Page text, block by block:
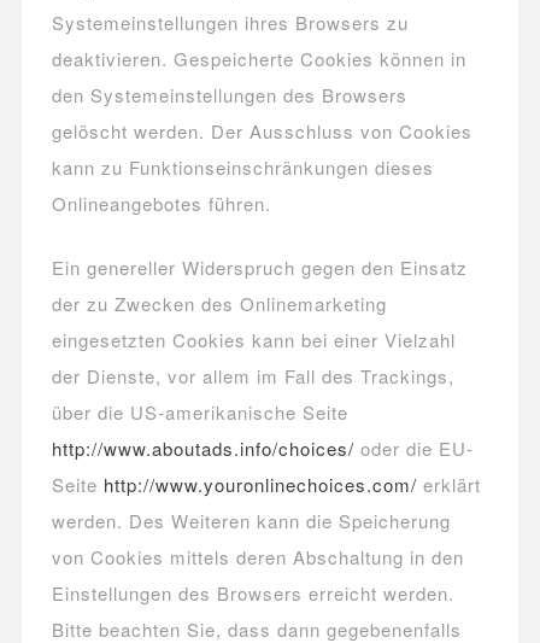
Systemeinstellungen ihres Browsers zu
deaktivieren. Gespeicherte Cookies können in
den Systemeinstellungen des Browsers
gelöscht werden. Der Ausschluss von Cookies
kann zu Funktionseinschränkungen dieses
Onlineangebotes führen.
Ein genereller Widerspruch gegen den Einsatz
der zu Zwecken des Onlinemarketing
eingesetzten Cookies kann bei einer Vielzahl
der Dienste, vor allem im Fall des Trackings,
über die US-amerikanische Seite
http://www.aboutads.info/choices/ oder die EU-
Seite http://www.youronlinechoices.com/ erklärt
werden. Des Weiteren kann die Speicherung
von Cookies mittels deren Abschaltung in den
Einstellungen des Browsers erreicht werden.
Bitte beachten Sie, dass dann gegebenenfalls